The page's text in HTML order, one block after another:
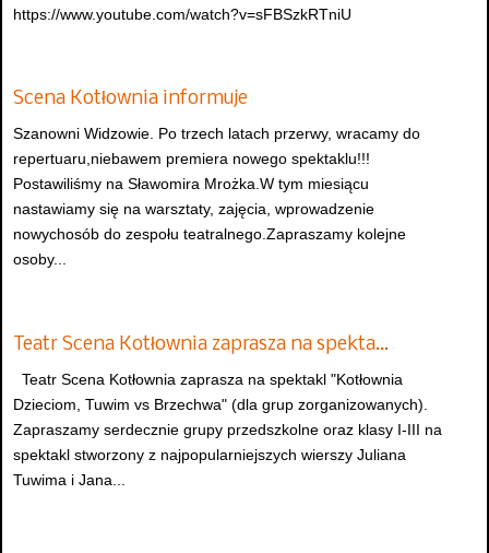
https://www.youtube.com/watch?v=sFBSzkRTniU
Scena Kotłownia informuje
Szanowni Widzowie. Po trzech latach przerwy, wracamy do
repertuaru,niebawem premiera nowego spektaklu!!!
Postawiliśmy na Sławomira Mrożka.W tym miesiącu
nastawiamy się na warsztaty, zajęcia, wprowadzenie
nowychosób do zespołu teatralnego.Zapraszamy kolejne
osoby...
Teatr Scena Kotłownia zaprasza na spekta…
Teatr Scena Kotłownia zaprasza na spektakl "Kotłownia
Dzieciom, Tuwim vs Brzechwa" (dla grup zorganizowanych).
Zapraszamy serdecznie grupy przedszkolne oraz klasy I-III na
spektakl stworzony z najpopularniejszych wierszy Juliana
Tuwima i Jana...